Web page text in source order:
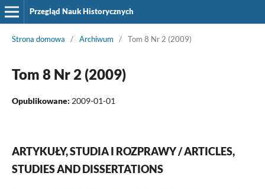
Przegląd Nauk Historycznych
Strona domowa / Archiwum / Tom 8 Nr 2 (2009)
Tom 8 Nr 2 (2009)
Opublikowane: 2009-01-01
ARTYKUŁY, STUDIA I ROZPRAWY / ARTICLES,
STUDIES AND DISSERTATIONS